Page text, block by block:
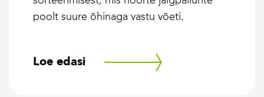
poolt suure õhinaga vastu võeti.
Loe edasi